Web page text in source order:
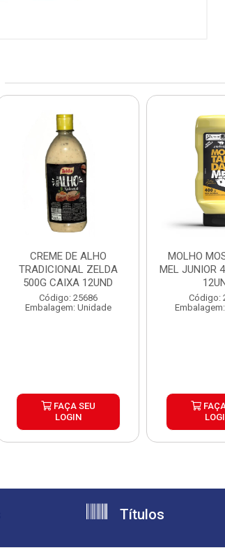
CREME DE ALHO
TRADICIONAL ZELDA
500G CAIXA 12UND
Código: 25686
Embalagem: Unidade
FAÇA SEU
LOGIN
MOLHO
MEL JUNIOR
Código:
Títulos